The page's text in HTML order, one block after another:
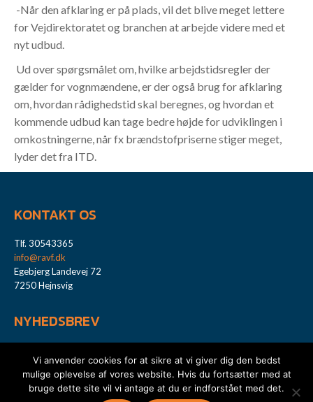
-Når den afklaring er på plads, vil det blive meget lettere
for Vejdirektoratet og branchen at arbejde videre med et
nyt udbud.
Ud over spørgsmålet om, hvilke arbejdstidsregler der
gælder for vognmændene, er der også brug for afklaring
om, hvordan rådighedstid skal beregnes, og hvordan et
kommende udbud kan tage bedre højde for udviklingen i
omkostningerne, når fx brændstofpriserne stiger meget,
lyder det fra ITD.
KONTAKT OS
Tlf. 30543365
info@ravf.dk
Egebjerg Landevej 72
7250 Hejnsvig
NYHEDSBREV
Vi anvender cookies for at sikre at vi giver dig den bedst
mulige oplevelse af vores website. Hvis du fortsætter med at
bruge dette site vil vi antage at du er indforstået med det.